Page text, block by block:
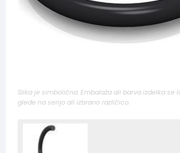
Slika je simbolična. Embalaža ali barva izdelka se
glede na serijo ali izbrano različico.